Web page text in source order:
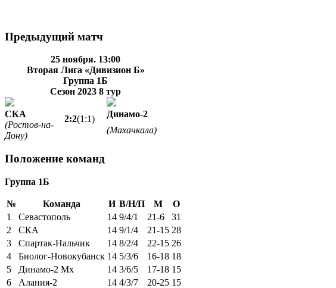
Предыдущий матч
25 ноября. 13:00
Вторая Лига «Дивизион Б»
Группа 1Б
Сезон 2023 8 тур
2:2(1:1)
СКА
Динамо-2
(Ростов-на-
Дону)
(Махачкала)
Положение команд
Группа 1Б
№ Команда И В/Н/П М
О
1
Севастополь 14 9/4/1 21-6
31
2
СКА 14 9/1/4 21-15 28
3
Спартак-Нальчик 14 8/2/4 22-15 26
4
Биолог-Новокубанск 14 5/3/6 16-18 18
5
Динамо-2 Мх 14 3/6/5 17-18 15
6
Алания-2 14 4/3/7 20-25 15